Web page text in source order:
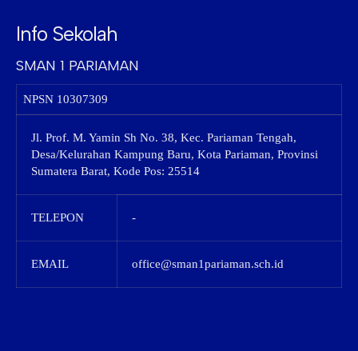
Info Sekolah
SMAN 1 PARIAMAN
NPSN 10307309
Jl. Prof. M. Yamin Sh No. 38, Kec. Pariaman Tengah,
Desa/Kelurahan Kampung Baru, Kota Pariaman, Provinsi
Sumatera Barat, Kode Pos: 25514
TELEPON -
EMAIL office@sman1pariaman.sch.id